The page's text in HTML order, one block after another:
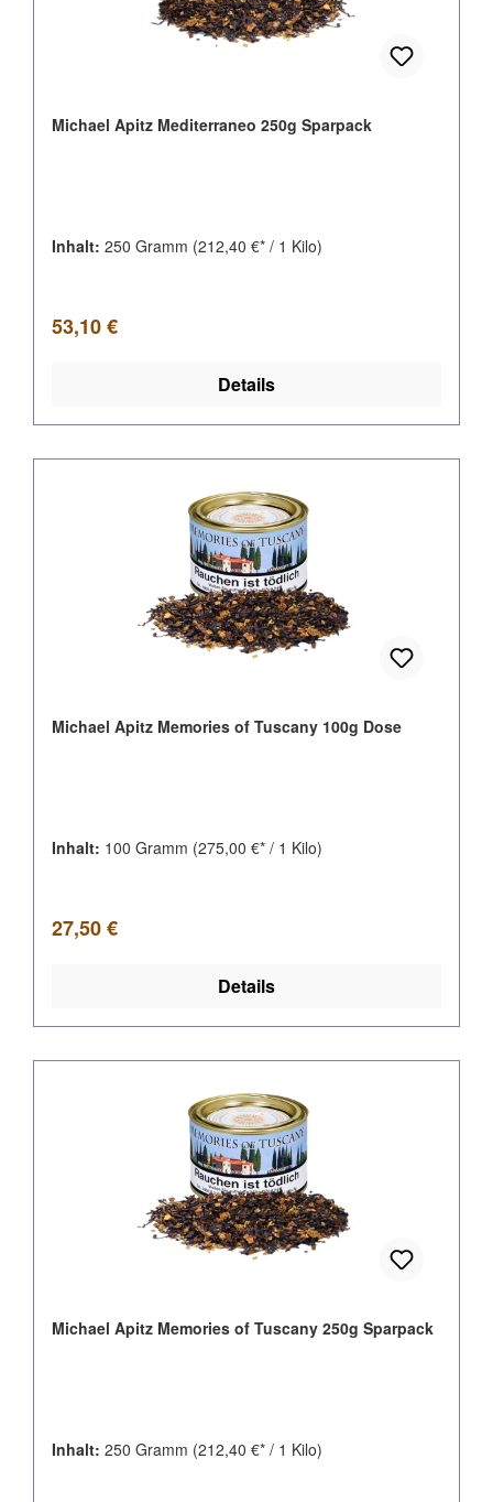
Michael Apitz Mediterraneo 250g Sparpack
Inhalt: 250 Gramm (212,40 €* / 1 Kilo)
Regulärer Preis:
53,10 €
Details
Michael Apitz Memories of Tuscany 100g Dose
Inhalt: 100 Gramm (275,00 €* / 1 Kilo)
Regulärer Preis:
27,50 €
Details
Michael Apitz Memories of Tuscany 250g Sparpack
Inhalt: 250 Gramm (212,40 €* / 1 Kilo)